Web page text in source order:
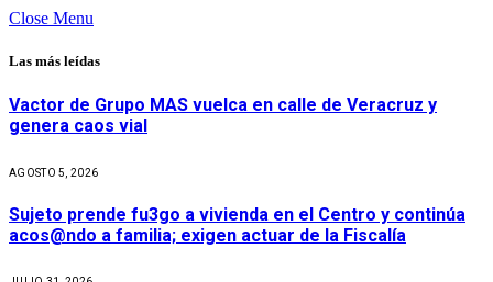
Close Menu
Las más leídas
Vactor de Grupo MAS vuelca en calle de Veracruz y
genera caos vial
AGOSTO 5, 2026
Sujeto prende fu3go a vivienda en el Centro y continúa
acos@ndo a familia; exigen actuar de la Fiscalía